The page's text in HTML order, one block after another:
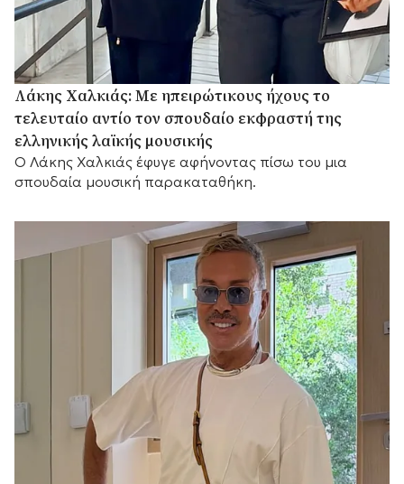
Λάκης Χαλκιάς: Με ηπειρώτικους ήχους το
τελευταίο αντίο τον σπουδαίο εκφραστή της
ελληνικής λαϊκής μουσικής
Ο Λάκης Χαλκιάς έφυγε αφήνοντας πίσω του μια
σπουδαία μουσική παρακαταθήκη.